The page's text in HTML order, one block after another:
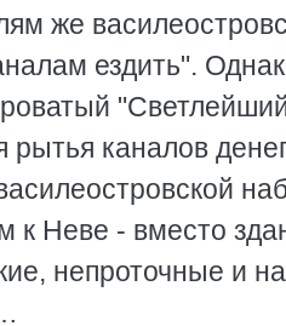
же
ездить".
каналов
к Неве - вместо
непроточные и